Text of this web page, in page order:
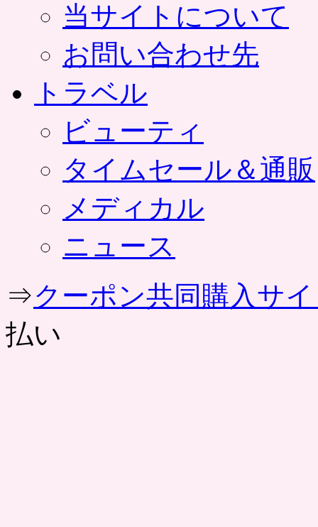
当サイトについて
お問い合わせ先
トラベル
ビューティ
タイムセール＆通販
メディカル
ニュース
⇒クーポン共同購入サ
払い